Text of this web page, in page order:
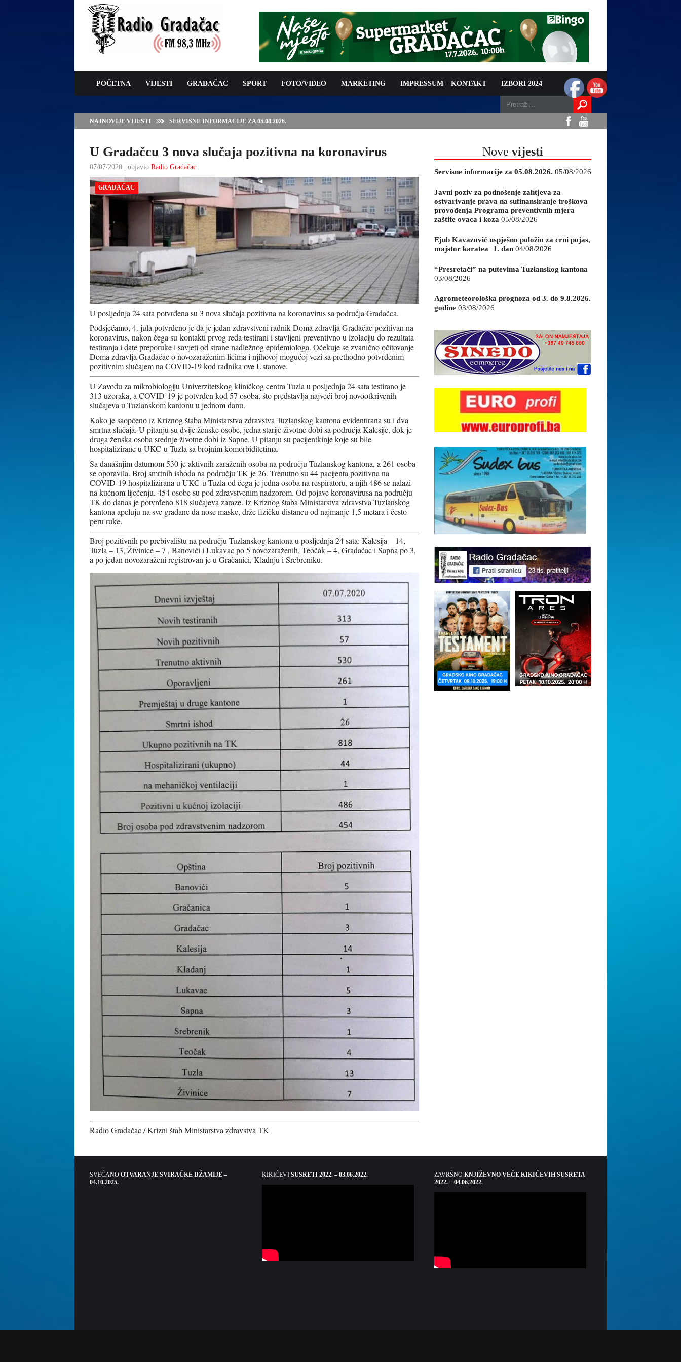
POČETNA VIJESTI GRADAČAC SPORT FOTO/VIDEO MARKETING IMPRESSUM – KONTAKT IZBORI 2024
NAJNOVIJE VIJESTI
JAVNI POZIV ZA PODNOŠENJE ZAHTJEVA ZA OSTVARIVANJE PRAVA NA
SUFINANSIRANJE TROŠKOVA PROVOĐENJA PROGRAMA PREVENTIVNIH MJERA
U Gradačcu 3 nova slučaja pozitivna na koronavirus
07/07/2020 | objavio Radio Gradačac
GRADAČAC
U posljednja 24 sata potvrđena su 3 nova slučaja pozitivna na koronavirus sa područja Gradačca.
Podsjećamo, 4. jula potvrđeno je da je jedan zdravstveni radnik Doma zdravlja Gradačac pozitivan na
koronavirus, nakon čega su kontakti prvog reda testirani i stavljeni preventivno u izolaciju do rezultata
testiranja i date preporuke i savjeti od strane nadležnog epidemiologa. Očekuje se zvanično očitovanje
Doma zdravlja Gradačac o novozaraženim licima i njihovoj mogućoj vezi sa prethodno potvrđenim
pozitivnim slučajem na COVID-19 kod radnika ove Ustanove.
U Zavodu za mikrobiologiju Univerzitetskog kliničkog centra Tuzla u posljednja 24 sata testirano je
313 uzoraka, a COVID-19 je potvrđen kod 57 osoba, što predstavlja najveći broj novootkrivenih
slučajeva u Tuzlanskom kantonu u jednom danu.
Kako je saopćeno iz Kriznog štaba Ministarstva zdravstva Tuzlanskog kantona evidentirana su i dva
smrtna slučaja. U pitanju su dvije ženske osobe, jedna starije životne dobi sa područja Kalesije, dok je
druga ženska osoba srednje životne dobi iz Sapne. U pitanju su pacijentkinje koje su bile
hospitalizirane u UKC-u Tuzla sa brojnim komorbiditetima.
Sa današnjim datumom 530 je aktivnih zaraženih osoba na području Tuzlanskog kantona, a 261 osoba
se oporavila. Broj smrtnih ishoda na području TK je 26. Trenutno su 44 pacijenta pozitivna na
COVID-19 hospitalizirana u UKC-u Tuzla od čega je jedna osoba na respiratoru, a njih 486 se nalazi
na kućnom liječenju. 454 osobe su pod zdravstvenim nadzorom. Od pojave koronavirusa na području
TK do danas je potvrđeno 818 slučajeva zaraze. Iz Kriznog štaba Ministarstva zdravstva Tuzlanskog
kantona apeluju na sve građane da nose maske, drže fizičku distancu od najmanje 1,5 metara i često
peru ruke.
Broj pozitivnih po prebivalištu na području Tuzlanskog kantona u posljednja 24 sata: Kalesija – 14,
Tuzla – 13, Živinice – 7 , Banovići i Lukavac po 5 novozaraženih, Teočak – 4, Gradačac i Sapna po 3,
a po jedan novozaraženi registrovan je u Gračanici, Kladnju i Srebreniku.
Radio Gradačac / Krizni štab Ministarstva zdravstva TK
Nove vijesti
Servisne informacije za 05.08.2026. 05/08/2026
Javni poziv za podnošenje zahtjeva za
ostvarivanje prava na sufinansiranje troškova
provođenja Programa preventivnih mjera
zaštite ovaca i koza 05/08/2026
Ejub Kavazović uspješno položio za crni pojas,
majstor karatea 1. dan 04/08/2026
“Presretači” na putevima Tuzlanskog kantona
03/08/2026
Agrometeorološka prognoza od 3. do 9.8.2026.
godine 03/08/2026
SVEČANO OTVARANJE SVIRAČKE DŽAMIJE –
04.10.2025.
KIKIĆEVI SUSRETI 2022. – 03.06.2022. ZAVRŠNO KNJIŽEVNO VEČE KIKIĆEVIH SUSRETA
2022. – 04.06.2022.